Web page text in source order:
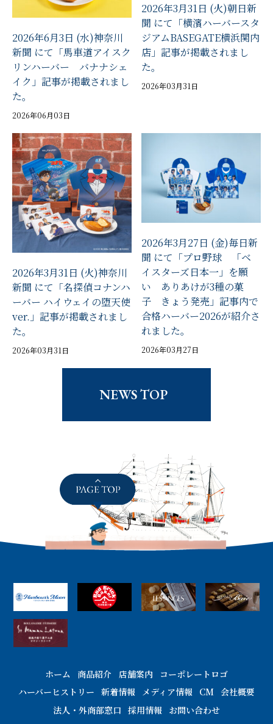
2026年6月3日 (水)神奈川
新聞 にて「馬車道アイスク
リンハーバー バナナシェ
イク」記事が掲載されまし
た。
2026年06月03日
2026年3月31日 (火)朝日新
聞 にて「横濱ハーバースタ
ジアムBASEGATE横浜関内
店」記事が掲載されまし
た。
2026年03月31日
2026年3月31日 (火)神奈川
新聞 にて「名探偵コナンハ
ーバー ハイウェイの堕天使
ver.」記事が掲載されまし
た。
2026年03月31日
2026年3月27日 (金)毎日新
聞 にて「プロ野球 「ベ
イスターズ日本一」を願
い ありあけが3種の菓
子 きょう発売」記事内で
合格ハーバー2026が紹介さ
れました。
2026年03月27日
NEWS TOP
ホーム 商品紹介 店舗案内
コーポレートロゴ
ハーバーヒストリー 新着情報 メディア情報 CM 会社概要
法人・外商部窓口 採用情報
お問い合わせ